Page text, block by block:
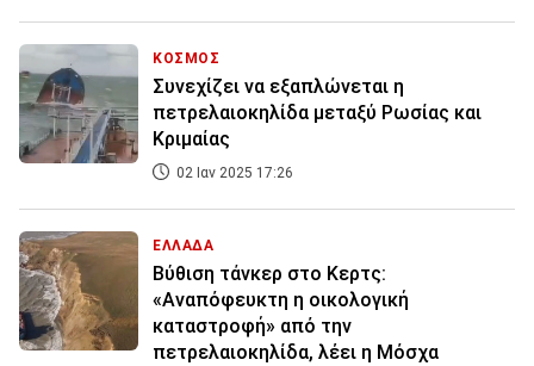
ΚΟΣΜΟΣ
Συνεχίζει να εξαπλώνεται η
πετρελαιοκηλίδα μεταξύ Ρωσίας και
Κριμαίας
02 Ιαν 2025 17:26
ΕΛΛΑΔΑ
Βύθιση τάνκερ στο Κερτς:
«Αναπόφευκτη η οικολογική
καταστροφή» από την
πετρελαιοκηλίδα, λέει η Μόσχα